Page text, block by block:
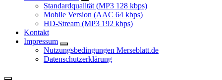
Standardqualität (MP3 128 kbps)
Mobile Version (AAC 64 kbps)
HD-Stream (MP3 192 kbps)
Kontakt
Impressum
Nutzungsbedingungen Merseblatt.de
Datenschutzerklärung